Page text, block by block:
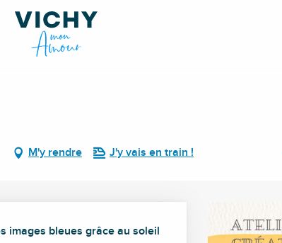
M'y rendre J'y vais en train !
images bleues grâce au soleil